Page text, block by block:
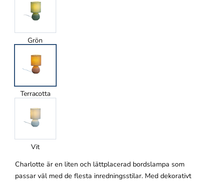
Grön
Terracotta
Vit
Charlotte är en liten och lättplacerad bordslampa som
passar väl med de flesta inredningsstilar. Med dekorativt